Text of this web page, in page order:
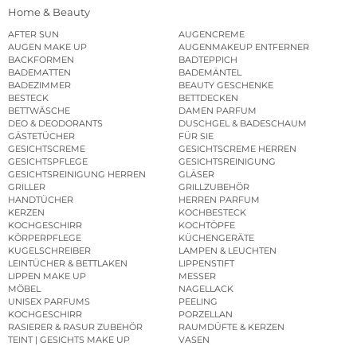
Home & Beauty
AFTER SUN
AUGENCREME
AUGEN MAKE UP
AUGENMAKEUP ENTFERNER
BACKFORMEN
BADTEPPICH
BADEMATTEN
BADEMÄNTEL
BADEZIMMER
BEAUTY GESCHENKE
BESTECK
BETTDECKEN
BETTWÄSCHE
DAMEN PARFUM
DEO & DEODORANTS
DUSCHGEL & BADESCHAUM
GÄSTETÜCHER
FÜR SIE
GESICHTSCREME
GESICHTSCREME HERREN
GESICHTSPFLEGE
GESICHTSREINIGUNG
GESICHTSREINIGUNG HERREN
GLÄSER
GRILLER
GRILLZUBEHÖR
HANDTÜCHER
HERREN PARFUM
KERZEN
KOCHBESTECK
KOCHGESCHIRR
KOCHTÖPFE
KÖRPERPFLEGE
KÜCHENGERÄTE
KUGELSCHREIBER
LAMPEN & LEUCHTEN
LEINTÜCHER & BETTLAKEN
LIPPENSTIFT
LIPPEN MAKE UP
MESSER
MÖBEL
NAGELLACK
UNISEX PARFUMS
PEELING
KOCHGESCHIRR
PORZELLAN
RASIERER & RASUR ZUBEHÖR
RAUMDÜFTE & KERZEN
TEINT | GESICHTS MAKE UP
VASEN